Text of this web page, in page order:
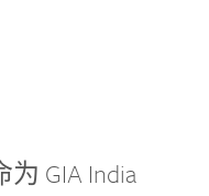
GIA India